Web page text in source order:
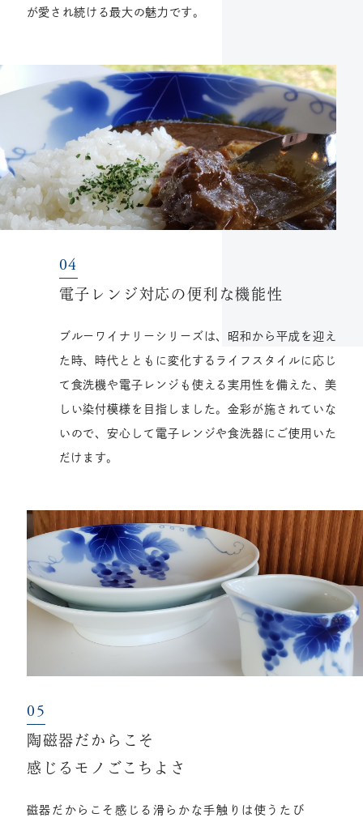
が愛され続ける最大の魅力です。
電子レンジ対応の便利な機能性
ブルーワイナリーシリーズは、昭和から平成を迎え
た時、時代とともに変化するライフスタイルに応じ
て食洗機や電子レンジも使える実用性を備えた、美
しい染付模様を目指しました。金彩が施されていな
いので、安心して電子レンジや食洗器にご使用いた
だけます。
陶磁器だからこそ
感じるモノごこちよさ
磁器だからこそ感じる滑らかな手触りは使うたび